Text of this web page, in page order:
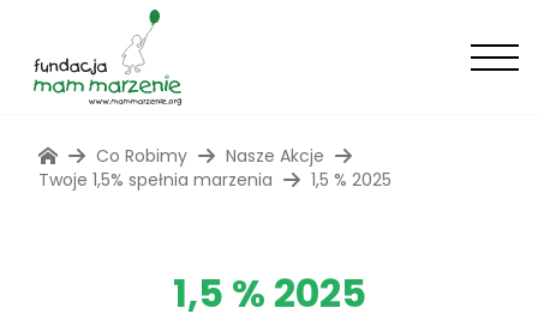
Co Robimy
Nasze Akcje
Twoje 1,5% spełnia marzenia
1,5 % 2025
1,5 % 2025